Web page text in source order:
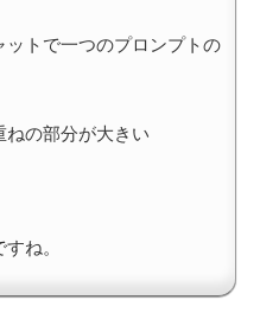
ットで一つのプロンプトの
ねの部分が大きい
ね。